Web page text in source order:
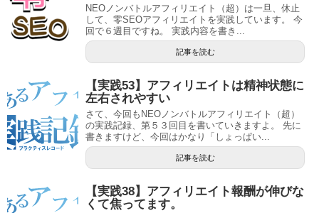
NEOノンバトルアフィリエイト（超）は一旦、休止
して、零SEOアフィリエイトを実践しています。 今
回で６週目ですね。 実践内容を書き...
記事を読む
【実践53】アフィリエイトは精神状態に
左右されやすい
さて、今回もNEOノンバトルアフィリエイト（超）
の実践記録、第５３回目を書いていきますよ。 先に
書きますけど、今回はかなり「しょっぱい...
記事を読む
【実践38】アフィリエイト報酬が伸びな
くて焦ってます。